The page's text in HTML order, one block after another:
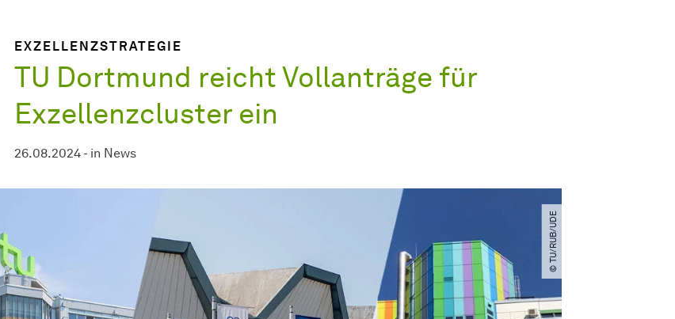
EXZELLENZSTRATEGIE
TU Dortmund reicht Vollanträge für
Exzellenzcluster ein
26.08.2024 - in News
© TU​/​RUB​/​UDE